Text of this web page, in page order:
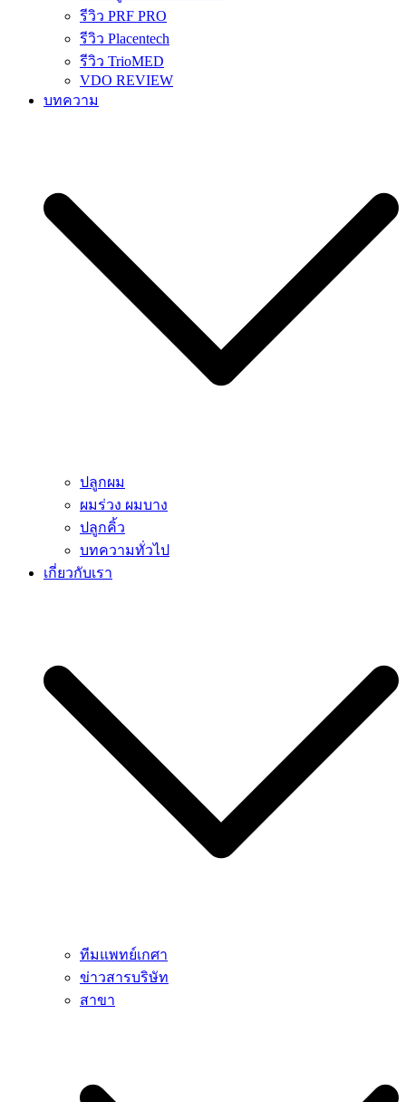
รีวิว PRF PRO
รีวิว Placentech
รีวิว TrioMED
VDO REVIEW
บทความ
ปลูกผม
ผมร่วง ผมบาง
ปลูกคิ้ว
บทความทั่วไป
เกี่ยวกับเรา
ทีมแพทย์เกศา
ข่าวสารบริษัท
สาขา